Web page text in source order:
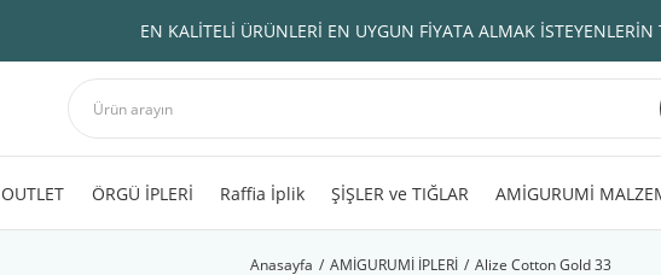
EN KALİTELİ ÜRÜNLERİ EN UYGUN FİYATA ALMAK İSTEYENLERİN
OUTLET ÖRGÜ İPLERİ Raffia İplik ŞİŞLER ve TIĞLAR AMİGURUMİ
Anasayfa AMİGURUMİ İPLERİ Alize Cotton Gold 33